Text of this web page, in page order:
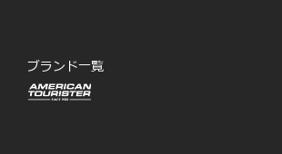
ブランド一覧